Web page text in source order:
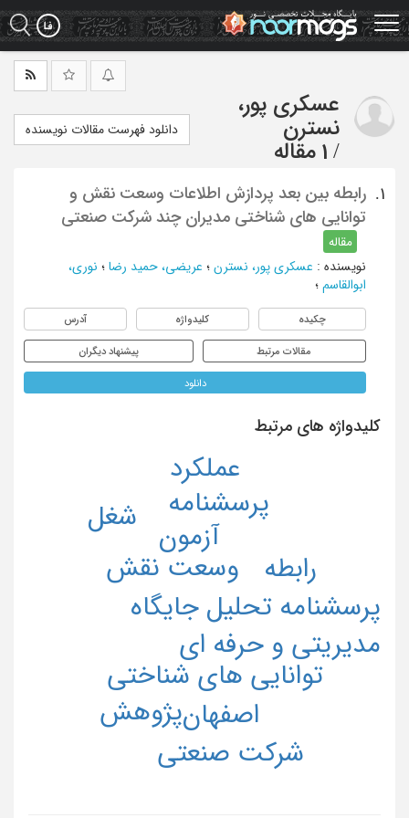
Skip
to
main
عسکری پور،
نسترن
/ 1 مقاله
دانلود فهرست مقالات نویسنده
1.
رابطه بین بعد پردازش اطلاعات وسعت نقش و
توانایی های شناختی مدیران چند شرکت صنعتی
مقاله
نویسنده : عسکری پور، نسترن ؛ عریضی، حمید رضا ؛ نوری،
ابوالقاسم ؛
چکیده کلیدواژه آدرس
مقالات مرتبط پیشنهاد دیگران
دانلود
کلیدواژه های مرتبط
پرسشنامه تحلیل جایگاه
مدیریتی و حرفه ای
توانایی های شناختی
وسعت نقش
آزمون
اصفهان
پرسشنامه
پژوهش
رابطه
شرکت صنعتی
شغل
عملکرد